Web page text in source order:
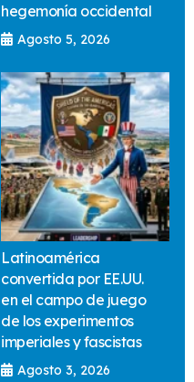
hegemonía occidental
Agosto 5, 2026
Latinoamérica
convertida por EE.UU.
en el campo de juego
de los experimentos
imperiales y fascistas
Agosto 3, 2026